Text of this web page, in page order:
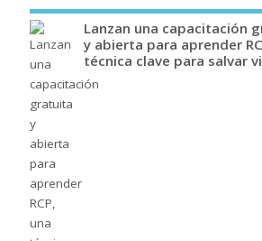
Lanzan una capacitación
y abierta para aprender
técnica clave para salvar